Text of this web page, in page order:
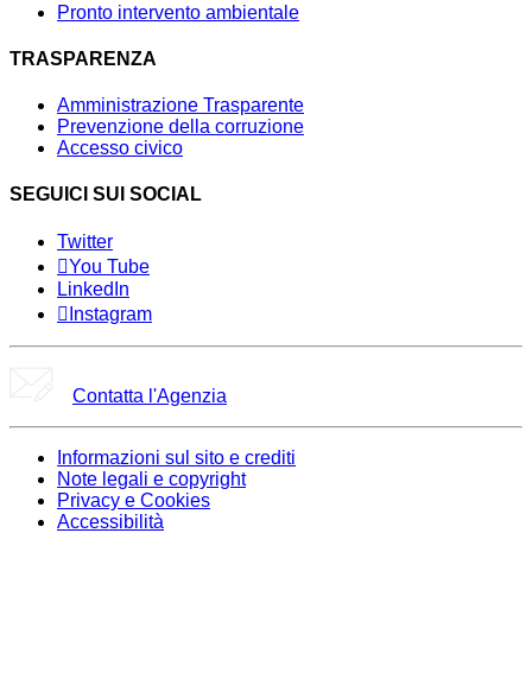
Pronto intervento ambientale
TRASPARENZA
Amministrazione Trasparente
Prevenzione della corruzione
Accesso civico
SEGUICI SUI SOCIAL
Twitter
You Tube
LinkedIn
Instagram
Contatta l'Agenzia
Informazioni sul sito e crediti
Note legali e copyright
Privacy e Cookies
Accessibilità